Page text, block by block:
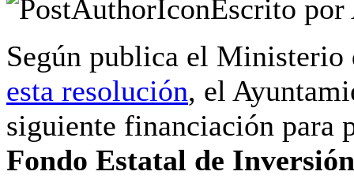
Escrito
Según publica el Ministerio
esta resolución, el
siguiente financiación para
Fondo Estatal de